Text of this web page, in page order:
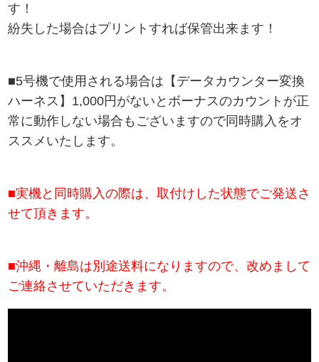
す！
紛失した場合はプリントすれば保管出来ます！
■5号機で使用される場合は 【データカウンター変換
ハーネス】 1,000円がないとボーナスのカウントが正
常に動作しない場合もございますので同時購入をオ
ススメいたします。
■実機と同時購入の際は、取付けした状態でご発送さ
せて頂きます。
■沖縄・離島は別途送料になりますので、改めまして
ご連絡させていただきます。